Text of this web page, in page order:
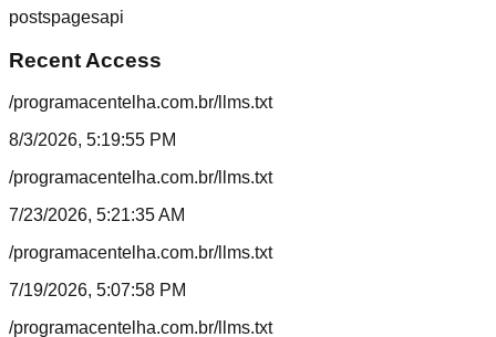
postspagesapi
Recent Access
/programacentelha.com.br/llms.txt
8/3/2026, 5:19:55 PM
/programacentelha.com.br/llms.txt
7/23/2026, 5:21:35 AM
/programacentelha.com.br/llms.txt
7/19/2026, 5:07:58 PM
/programacentelha.com.br/llms.txt